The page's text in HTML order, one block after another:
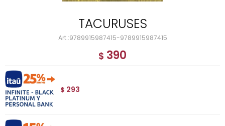
TACURUSES
9789915987415-9789915987415
$ 390
$ 293